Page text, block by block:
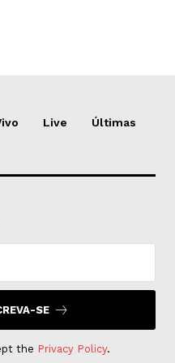
Live Últimas
SE
the Privacy Policy.